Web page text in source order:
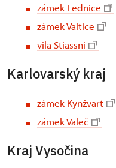
zámek Lednice
zámek Valtice
vila Stiassni
Karlovarský kraj
zámek Kynžvart
zámek Valeč
Kraj Vysočina